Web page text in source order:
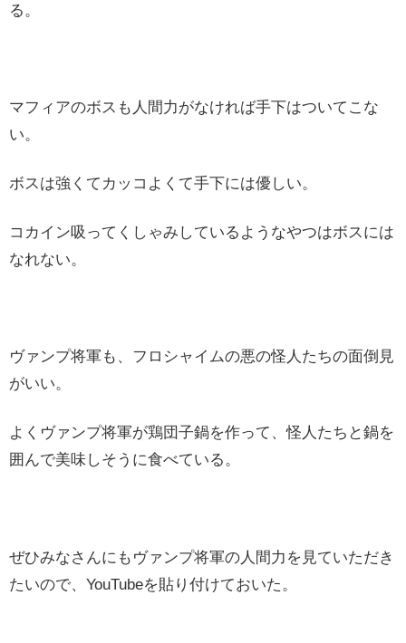
る。
マフィアのボスも人間力がなければ手下はついてこな
い。
ボスは強くてカッコよくて手下には優しい。
コカイン吸ってくしゃみしているようなやつはボスには
なれない。
ヴァンプ将軍も、フロシャイムの悪の怪人たちの面倒見
がいい。
よくヴァンプ将軍が鶏団子鍋を作って、怪人たちと鍋を
囲んで美味しそうに食べている。
ぜひみなさんにもヴァンプ将軍の人間力を見ていただき
たいので、YouTubeを貼り付けておいた。